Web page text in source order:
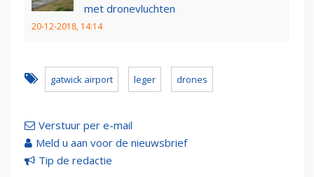
met dronevluchten
20-12-2018, 14:14
gatwick airport leger drones
Verstuur per e-mail
Meld u aan voor de nieuwsbrief
Tip de redactie